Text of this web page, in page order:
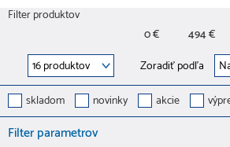
Filter produktov
0 €
494 €
Zoradiť podľa
skladom
novinky akcie
Filter parametrov